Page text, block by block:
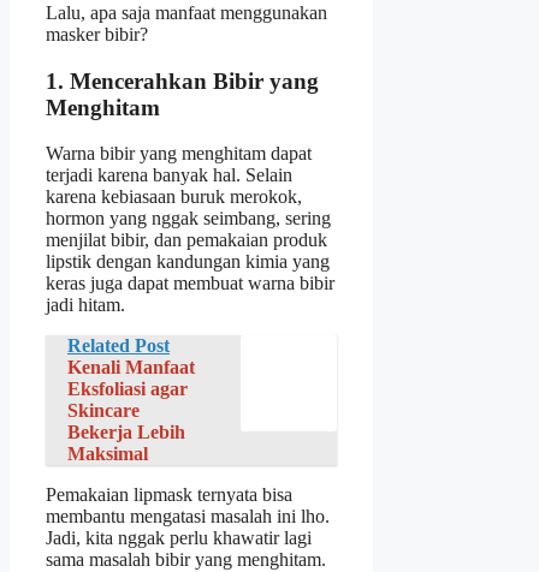
Lalu, apa saja manfaat menggunakan
masker bibir?
1. Mencerahkan Bibir yang
Menghitam
Warna bibir yang menghitam dapat
terjadi karena banyak hal. Selain
karena kebiasaan buruk merokok,
hormon yang nggak seimbang, sering
menjilat bibir, dan pemakaian produk
lipstik dengan kandungan kimia yang
keras juga dapat membuat warna bibir
jadi hitam.
Related Post
Kenali Manfaat
Eksfoliasi agar
Skincare
Bekerja Lebih
Maksimal
Pemakaian lipmask ternyata bisa
membantu mengatasi masalah ini lho.
Jadi, kita nggak perlu khawatir lagi
sama masalah bibir yang menghitam.